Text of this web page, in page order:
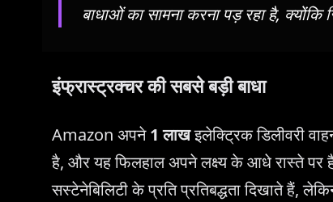
बाधाओं का सामना करना पड़ रहा है, क्योंकि
इंफ्रास्ट्रक्चर की सबसे बड़ी बाधा
Amazon अपने1 लाखइलेक्ट्रिक डिलीवरी
है, और यह फिलहाल अपने लक्ष्य के आधे रास्ते पर
सस्टेनेबिलिटी के प्रति प्रतिबद्धता दिखाते हैं,